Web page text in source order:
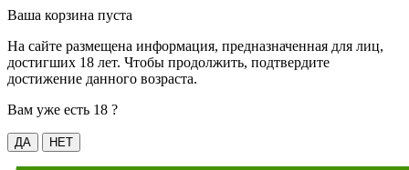
Ваша корзина пуста
На сайте размещена информация, предназначенная для лиц,
достигших 18 лет. Чтобы продолжить, подтвердите
достижение данного возраста.
Вам уже есть 18 ?
ДА НЕТ